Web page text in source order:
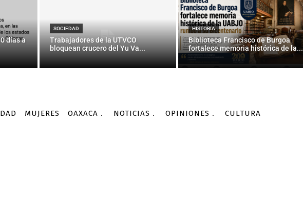
días a
SOCIEDAD
Trabajadores de la UTVCO
bloquean crucero del Yu Va...
HISTORIA
Biblioteca Francisco de Burgoa
fortalece memoria histórica de la...
MUJERES OAXACA NOTICIAS OPINIONES CULTURA
toman más de 30 tráileres
AGENCIA INFORMATIVA CONACYT - 12/10/2015